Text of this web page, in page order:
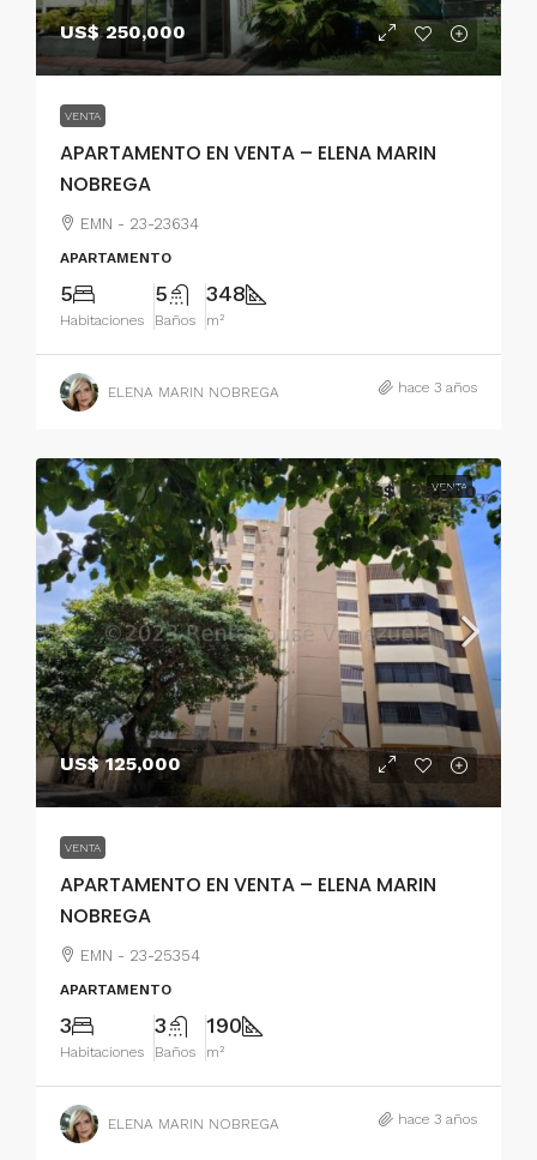
US$ 250,000
VENTA
APARTAMENTO EN VENTA – ELENA MARIN
NOBREGA
EMN - 23-23634
APARTAMENTO
5
Habitaciones
5
Baños
348
m²
ELENA MARIN NOBREGA hace 3 años
VENTA
US$ 125,000
VENTA
APARTAMENTO EN VENTA – ELENA MARIN
NOBREGA
US$ 125,000
EMN - 23-25354
APARTAMENTO
3
Habitaciones
3
Baños
190
m²
ELENA MARIN NOBREGA hace 3 años